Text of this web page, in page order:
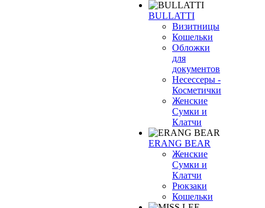
BULLATTI
Визитницы
Кошельки
Обложки
для
документов
Несессеры -
Косметички
Женские
Сумки и
Клатчи
ERANG BEAR
Женские
Сумки и
Клатчи
Рюкзаки
Кошельки